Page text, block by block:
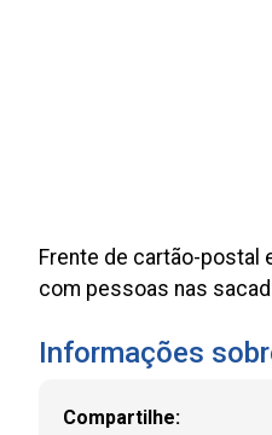
Frente de cartão-postal
com pessoas nas
Informações
Compartilhe: